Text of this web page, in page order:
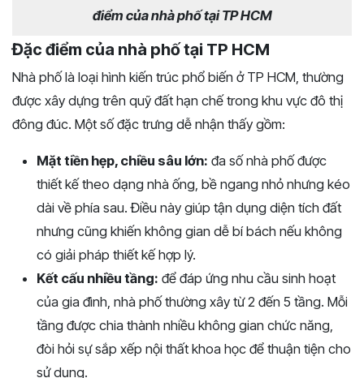
điểm của nhà phố tại TP HCM
Đặc điểm của nhà phố tại TP HCM
Nhà phố là loại hình kiến trúc phổ biến ở TP HCM, thường
được xây dựng trên quỹ đất hạn chế trong khu vực đô thị
đông đúc. Một số đặc trưng dễ nhận thấy gồm:
Mặt tiền hẹp, chiều sâu lớn: đa số nhà phố được
thiết kế theo dạng nhà ống, bề ngang nhỏ nhưng kéo
dài về phía sau. Điều này giúp tận dụng diện tích đất
nhưng cũng khiến không gian dễ bí bách nếu không
có giải pháp thiết kế hợp lý.
Kết cấu nhiều tầng: để đáp ứng nhu cầu sinh hoạt
của gia đình, nhà phố thường xây từ 2 đến 5 tầng. Mỗi
tầng được chia thành nhiều không gian chức năng,
đòi hỏi sự sắp xếp nội thất khoa học để thuận tiện cho
sử dụng.